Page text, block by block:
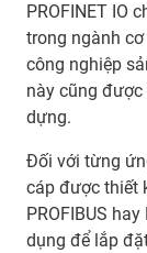
PROFINET IO
trong ngành
công nghiệp
này cũng
dựng.
Đối với từng
cáp được thiết
PROFIBUS
dụng để lắp